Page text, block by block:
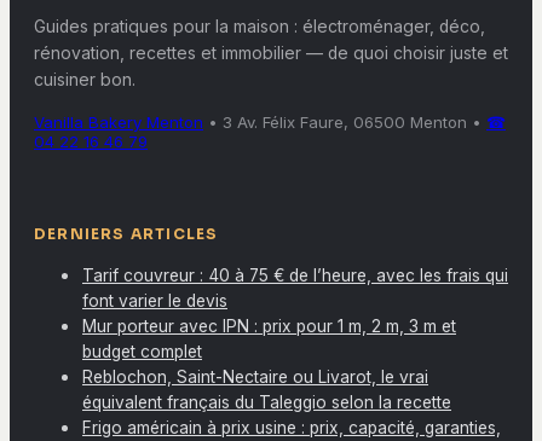
Guides pratiques pour la maison : électroménager, déco,
rénovation, recettes et immobilier — de quoi choisir juste et
cuisiner bon.
Vanilla Bakery Menton • 3 Av. Félix Faure, 06500 Menton • ☎
04 22 16 46 79
DERNIERS ARTICLES
Tarif couvreur : 40 à 75 € de l’heure, avec les frais qui
font varier le devis
Mur porteur avec IPN : prix pour 1 m, 2 m, 3 m et
budget complet
Reblochon, Saint-Nectaire ou Livarot, le vrai
équivalent français du Taleggio selon la recette
Frigo américain à prix usine : prix, capacité, garanties,